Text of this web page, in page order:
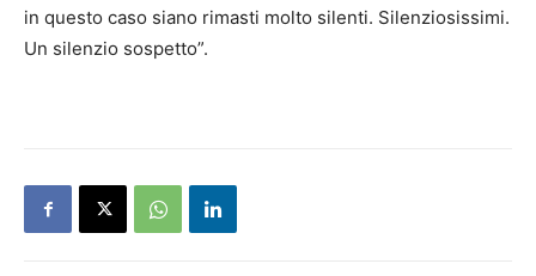
in questo caso siano rimasti molto silenti. Silenziosissimi.
Un silenzio sospetto”.